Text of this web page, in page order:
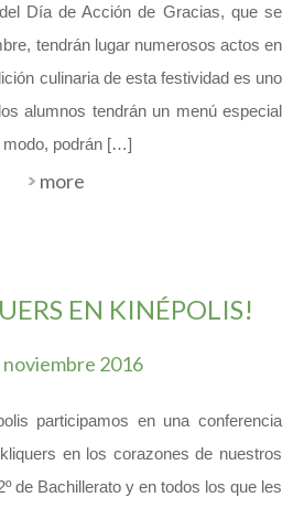
Día de Acción de Gracias, que se
tendrán lugar numerosos actos en
culinaria de esta festividad es uno
alumnos tendrán un menú especial
modo, podrán […]
more
EN KINÉPOLIS!
noviembre 2016
participamos en una conferencia
en los corazones de nuestros
de Bachillerato y en todos los que les